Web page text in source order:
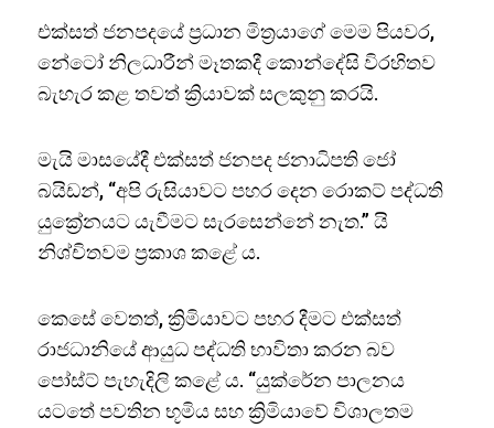
එක්සත් ජනපදයේ ප්‍රධාන මිත්‍රයාගේ මෙම පියවර,
නේටෝ නිලධාරීන් මෑතකදී කොන්දේසි විරහිතව
බැහැර කළ තවත් ක්‍රියාවක් සලකුනු කරයි.
මැයි මාසයේදී එක්සත් ජනපද ජනාධිපති ජෝ
බයිඩන්, “අපි රුසියාවට පහර දෙන රොකට් පද්ධති
යුක්‍රේනයට යැවීමට සැරසෙන්නේ නැත.” යි
නිශ්චිතවම ප්‍රකාශ කළේ ය.
කෙසේ වෙතත්, ක්‍රිමියාවට පහර දීමට එක්සත්
රාජධානියේ ආයුධ පද්ධති භාවිතා කරන බව
පෝස්ට් පැහැදිලි කළේ ය. “යුක්රේන පාලනය
යටතේ පවතින භූමිය සහ ක්‍රිමියාවේ විශාලතම